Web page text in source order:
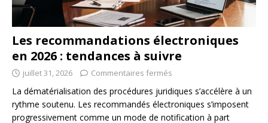
Les recommandations électroniques
en 2026 : tendances à suivre
juillet 31, 2026 Commentaires fermés
La dématérialisation des procédures juridiques s’accélère à un
rythme soutenu. Les recommandés électroniques s’imposent
progressivement comme un mode de notification à part